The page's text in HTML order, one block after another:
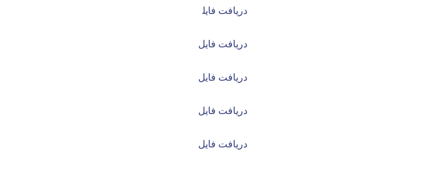
دریافت فایل
دریافت فایل
دریافت فایل
دریافت فایل
دریافت فایل